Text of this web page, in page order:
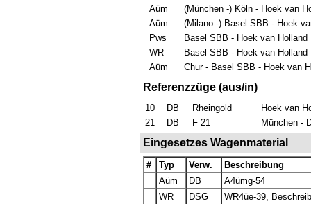
Aüm
(München -) Köln - Hoek van
Aüm
(Milano -) Basel SBB - Hoek
Pws
Basel SBB - Hoek van Holland
WR
Basel SBB - Hoek van Holland
Aüm
Chur - Basel SBB - Hoek van
Referenzzüge (aus/in)
10 DB Rheingold
Hoek van
21
DB F 21 München -
Eingesetzes Wagenmaterial
# Typ Verw.
Beschreibung
Aüm
DB
A4ümg-54
WR
DSG
WR4üe-39,